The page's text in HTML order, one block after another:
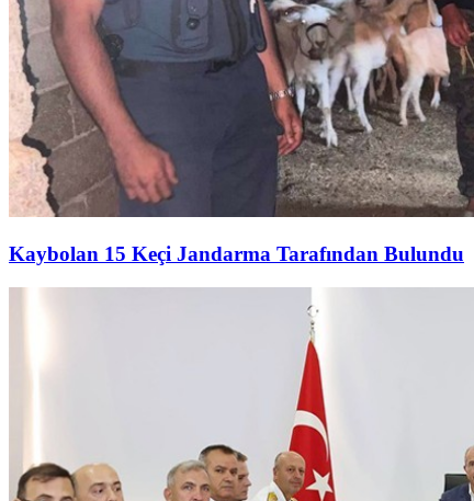
Kaybolan 15 Keçi Jandarma Tarafından Bulundu